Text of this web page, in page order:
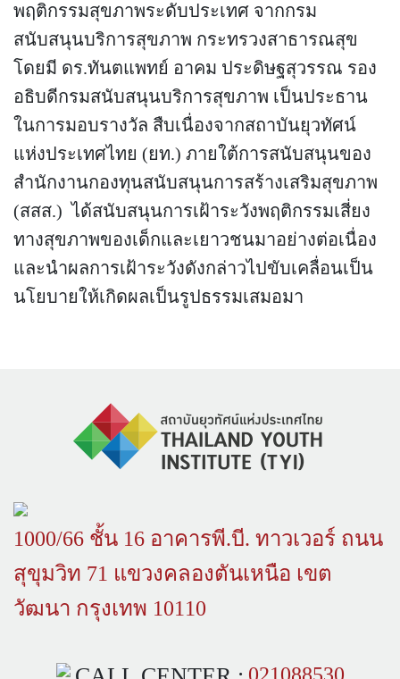
พฤติกรรมสุขภาพระดับประเทศ จากกรม
สนับสนุนบริการสุขภาพ กระทรวงสาธารณสุข
โดยมี ดร.ทันตแพทย์ อาคม ประดิษฐสุวรรณ รอง
อธิบดีกรมสนับสนุนบริการสุขภาพ เป็นประธาน
ในการมอบรางวัล สืบเนื่องจากสถาบันยุวทัศน์
แห่งประเทศไทย (ยท.) ภายใต้การสนับสนุนของ
สำนักงานกองทุนสนับสนุนการสร้างเสริมสุขภาพ
(สสส.) ได้สนับสนุนการเฝ้าระวังพฤติกรรมเสี่ยง
ทางสุขภาพของเด็กและเยาวชนมาอย่างต่อเนื่อง
และนำผลการเฝ้าระวังดังกล่าวไปขับเคลื่อนเป็น
นโยบายให้เกิดผลเป็นรูปธรรมเสมอมา
1000/66 ชั้น 16 อาคารพี.บี. ทาวเวอร์ ถนน
สุขุมวิท 71 แขวงคลองตันเหนือ เขต
วัฒนา กรุงเทพ 10110